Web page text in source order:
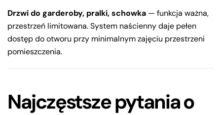
Drzwi do garderoby, pralki, schowka — funkcja ważna,
przestrzeń limitowana. System naścienny daje pełen
dostęp do otworu przy minimalnym zajęciu przestrzeni
pomieszczenia.
Najczęstsze pytania o